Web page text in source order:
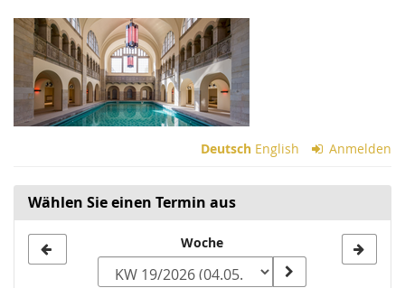
Zum
Haupt-
Inhalt
springen
Deutsch English Anmelden
Wählen Sie einen Termin aus
zur
Woche